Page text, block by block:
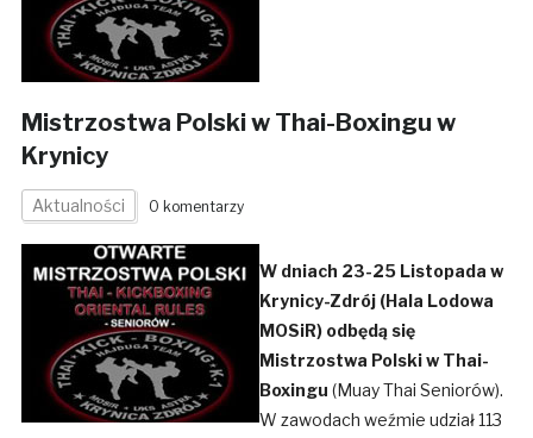
Mistrzostwa Polski w Thai-Boxingu w
Krynicy
Aktualności 0 komentarzy
W dniach 23-25 Listopada w
Krynicy-Zdrój (Hala Lodowa
MOSiR) odbędą się
Mistrzostwa Polski w Thai-
Boxingu (Muay Thai Seniorów).
W zawodach weźmie udział 113